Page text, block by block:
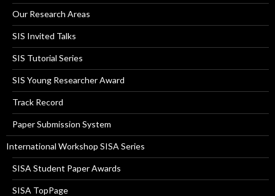
Our Research Areas
SIS Invited Talks
SIS Tutorial Series
SIS Young Researcher Award
Track Record
Paper Submission System
International Workshop SISA Series
SISA Student Paper Awards
SISA TopPage